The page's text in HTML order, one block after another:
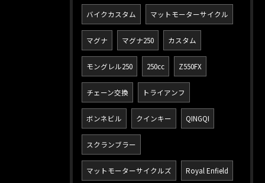
バイクカスタム マットモーターサイクル
マグナ マグナ250 カスタム
モングレル250 250cc Z550FX
チェーン交換 トライアンフ
ボンネビル クインキー QINGQI
スクランブラー
マットモーターサイクルズ Royal Enfield